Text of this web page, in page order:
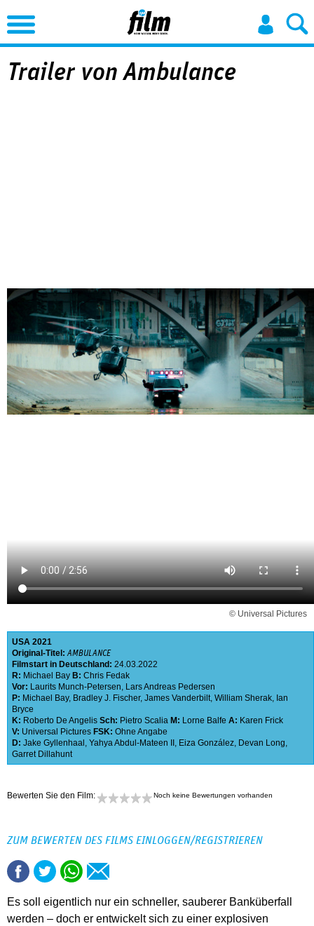
Jump to Navigation
Trailer von Ambulance
© Universal Pictures
USA 2021
Original-Titel:AMBULANCE
Filmstart in Deutschland: 24.03.2022
R: Michael Bay B: Chris Fedak
Vor: Laurits Munch-Petersen, Lars Andreas Pedersen
P: Michael Bay, Bradley J. Fischer, James Vanderbilt, William Sherak, Ian
Bryce
K: Roberto De Angelis Sch: Pietro Scalia M: Lorne Balfe A: Karen Frick
V: Universal Pictures FSK: Ohne Angabe
D: Jake Gyllenhaal , Yahya Abdul-Mateen II , Eiza González, Devan Long,
Garret Dillahunt
Bewerten Sie den Film: Noch keine Bewertungen vorhanden
ZUM BEWERTEN DES FILMS EINLOGGEN/REGISTRIEREN
Es soll eigentlich nur ein schneller, sauberer Banküberfall
werden – doch er entwickelt sich zu einer explosiven